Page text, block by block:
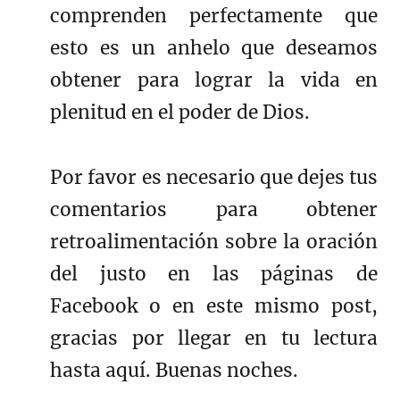
comprenden perfectamente que
esto es un anhelo que deseamos
obtener para lograr la vida en
plenitud en el poder de Dios.
Por favor es necesario que dejes tus
comentarios para obtener
retroalimentación sobre la oración
del justo en las páginas de
Facebook o en este mismo post,
gracias por llegar en tu lectura
hasta aquí. Buenas noches.